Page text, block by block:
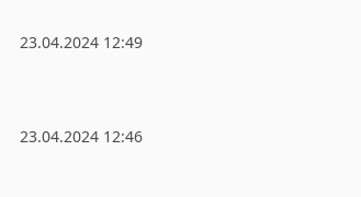
23.04.2024 12:49
23.04.2024 12:46